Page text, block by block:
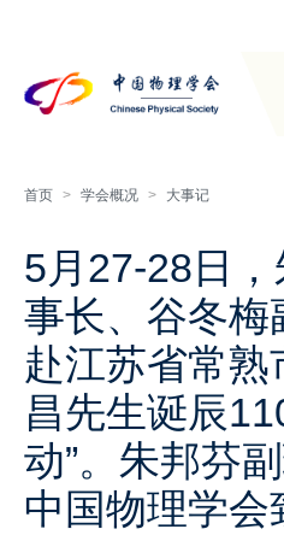
首页 > 学会概况 > 大事记
5月27-28日
事长、谷冬梅
赴江苏省常熟
昌先生诞辰
动”。朱邦芬
中国物理学会